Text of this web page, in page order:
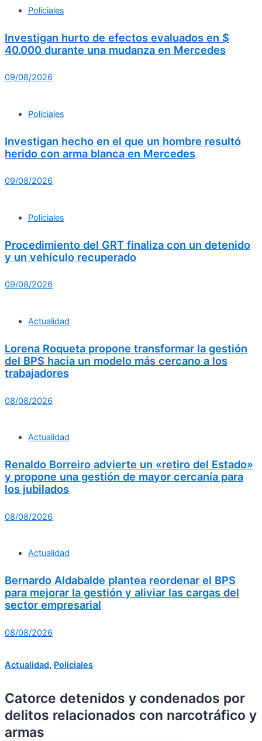
Policiales
Investigan hurto de efectos evaluados en $
40.000 durante una mudanza en Mercedes
09/08/2026
Policiales
Investigan hecho en el que un hombre resultó
herido con arma blanca en Mercedes
09/08/2026
Policiales
Procedimiento del GRT finaliza con un detenido
y un vehículo recuperado
09/08/2026
Actualidad
Lorena Roqueta propone transformar la gestión
del BPS hacia un modelo más cercano a los
trabajadores
08/08/2026
Actualidad
Renaldo Borreiro advierte un «retiro del Estado»
y propone una gestión de mayor cercanía para
los jubilados
08/08/2026
Actualidad
Bernardo Aldabalde plantea reordenar el BPS
para mejorar la gestión y aliviar las cargas del
sector empresarial
08/08/2026
Actualidad, Policiales
Catorce detenidos y condenados por
delitos relacionados con narcotráfico y
armas